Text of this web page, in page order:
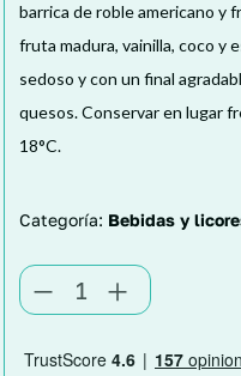
barrica de roble americano y
fruta madura, vainilla, coco y
sedoso y con un final
quesos. Conservar en lugar
18°C.
Categoría: Bebidas y